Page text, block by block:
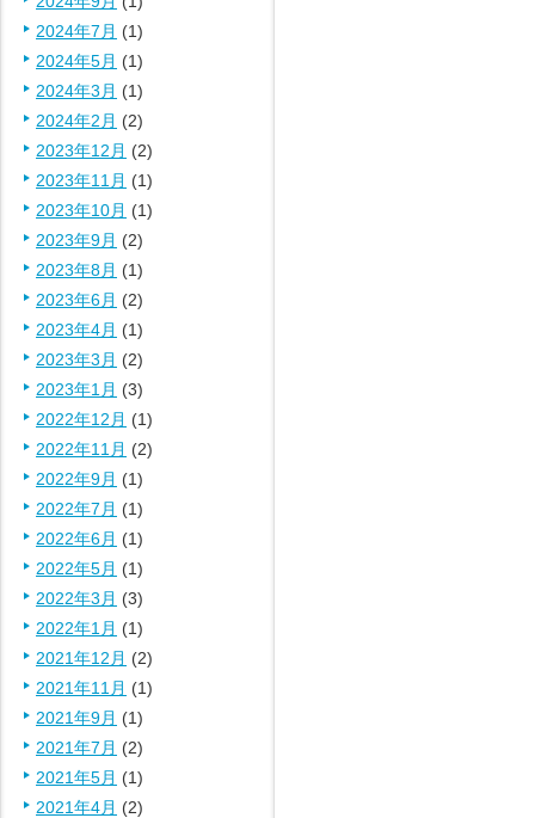
2024年7月 (1)
2024年5月 (1)
2024年3月 (1)
2024年2月 (2)
2023年12月 (2)
2023年11月 (1)
2023年10月 (1)
2023年9月 (2)
2023年8月 (1)
2023年6月 (2)
2023年4月 (1)
2023年3月 (2)
2023年1月 (3)
2022年12月 (1)
2022年11月 (2)
2022年9月 (1)
2022年7月 (1)
2022年6月 (1)
2022年5月 (1)
2022年3月 (3)
2022年1月 (1)
2021年12月 (2)
2021年11月 (1)
2021年9月 (1)
2021年7月 (2)
2021年5月 (1)
2021年4月 (2)